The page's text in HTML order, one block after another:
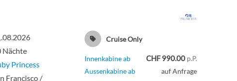
Nächte
Princess
Francisco /
Cruise Only
Innenkabine ab CHF 990.00 p.P.
Aussenkabine ab
auf Anfrage